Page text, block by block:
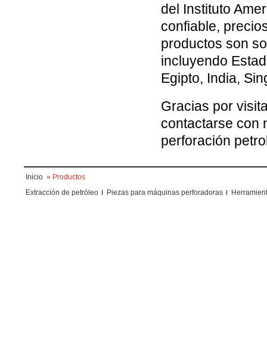
del Instituto
confiable,
productos son
incluyendo
Egipto, India,
Gracias por
contactarse con
perforación
Inicio » Productos
Extracción de petróleo
Piezas para máquinas perforadoras